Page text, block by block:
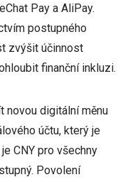
Pay a AliPay.
postupného
zvýšit účinnost
finanční inkluzi.
novou digitální měnu
účtu, který je
CNY pro všechny
Povolení